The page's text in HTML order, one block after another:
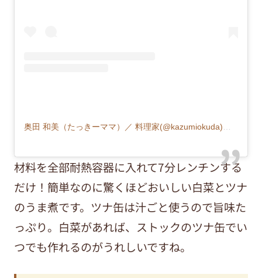
材料を全部耐熱容器に入れて7分レンチンする
だけ！簡単なのに驚くほどおいしい白菜とツナ
のうま煮です。ツナ缶は汁ごと使うので旨味た
っぷり。白菜があれば、ストックのツナ缶でい
つでも作れるのがうれしいですね。